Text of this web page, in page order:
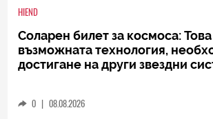
HIEND
Соларен билет за космоса:
възможната технология,
достигане на други звездни
0 | 08.08.2026